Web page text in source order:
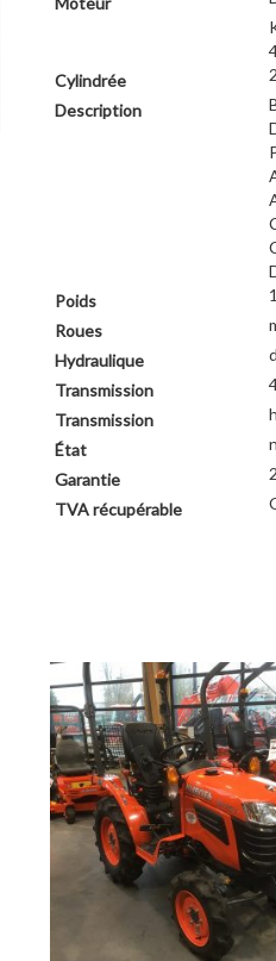
Cylindrée
Description
Poids
Roues
Hydraulique
Transmission
Transmission
État
Garantie
TVA récupérable